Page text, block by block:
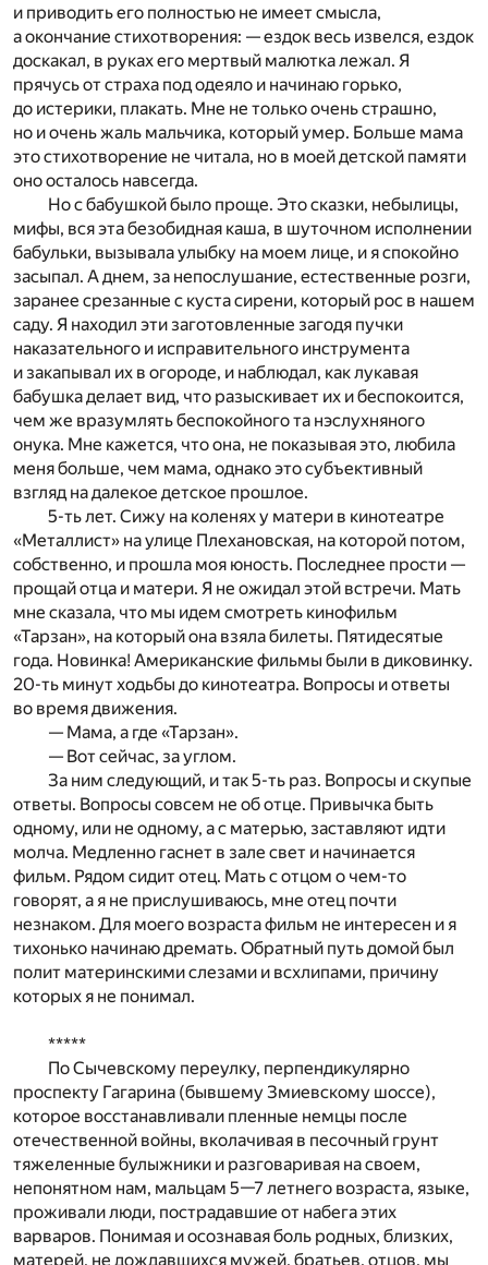
и приводить его полностью не имеет смысла,
а окончание стихотворения: — ездок весь извелся, ездок
доскакал, в руках его мертвый малютка лежал. Я
прячусь от страха под одеяло и начинаю горько,
до истерики, плакать. Мне не только очень страшно,
но и очень жаль мальчика, который умер. Больше мама
это стихотворение не читала, но в моей детской памяти
оно осталось навсегда.
Но с бабушкой было проще. Это сказки, небылицы,
мифы, вся эта безобидная каша, в шуточном исполнении
бабульки, вызывала улыбку на моем лице, и я спокойно
засыпал. А днем, за непослушание, естественные розги,
заранее срезанные с куста сирени, который рос в нашем
саду. Я находил эти заготовленные загодя пучки
наказательного и исправительного инструмента
и закапывал их в огороде, и наблюдал, как лукавая
бабушка делает вид, что разыскивает их и беспокоится,
чем же вразумлять беспокойного та нэслухняного
онука. Мне кажется, что она, не показывая это, любила
меня больше, чем мама, однако это субъективный
взгляд на далекое детское прошлое.
5-ть лет. Сижу на коленях у матери в кинотеатре
«Металлист» на улице Плехановская, на которой потом,
собственно, и прошла моя юность. Последнее прости —
прощай отца и матери. Я не ожидал этой встречи. Мать
мне сказала, что мы идем смотреть кинофильм
«Тарзан», на который она взяла билеты. Пятидесятые
года. Новинка! Американские фильмы были в диковинку.
20-ть минут ходьбы до кинотеатра. Вопросы и ответы
во время движения.
— Мама, а где «Тарзан».
— Вот сейчас, за углом.
За ним следующий, и так 5-ть раз. Вопросы и скупые
ответы. Вопросы совсем не об отце. Привычка быть
одному, или не одному, а с матерью, заставляют идти
молча. Медленно гаснет в зале свет и начинается
фильм. Рядом сидит отец. Мать с отцом о чем-то
говорят, а я не прислушиваюсь, мне отец почти
незнаком. Для моего возраста фильм не интересен и я
тихонько начинаю дремать. Обратный путь домой был
полит материнскими слезами и всхлипами, причину
которых я не понимал.
*****
По Сычевскому переулку, перпендикулярно
проспекту Гагарина (бывшему Змиевскому шоссе),
которое восстанавливали пленные немцы после
отечественной войны, вколачивая в песочный грунт
тяжеленные булыжники и разговаривая на своем,
непонятном нам, мальцам 5—7 летнего возраста, языке,
проживали люди, пострадавшие от набега этих
варваров. Понимая и осознавая боль родных, близких,
матерей, не дождавшихся мужей, братьев, отцов, мы